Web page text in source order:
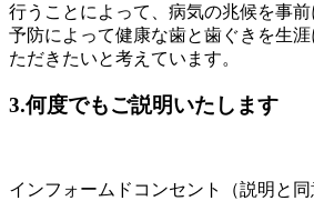
行うことによって、病気の兆候を事
予防によって健康な歯と歯ぐきを生
ただきたいと考えています。
3.何度でもご説明いたします
インフォームドコンセント（説明と